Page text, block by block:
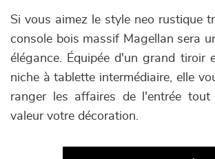
Si vous aimez le style neo rustique
console bois massif Magellan sera
élégance. Équipée d'un grand tiroir
niche à tablette intermédiaire, elle
ranger les affaires de l'entrée
valeur votre décoration.